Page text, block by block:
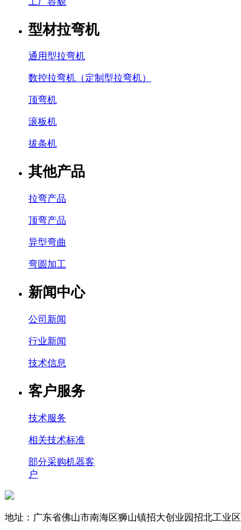
型材拉弯机
通用型拉弯机
数控拉弯机（定制型拉弯机）
顶弯机
滚板机
拔条机
其他产品
拉弯产品
顶弯产品
异型弯曲
弯圆加工
新闻中心
公司新闻
行业新闻
技术信息
客户服务
技术服务
相关技术标准
部分采购机器客
户
地址：广东省佛山市南海区狮山镇招大创业园招北工业区